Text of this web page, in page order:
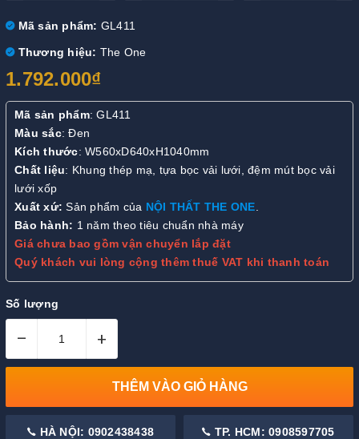
Mã sản phẩm: GL411
Thương hiệu: The One
1.792.000₫
Mã sản phẩm: GL411
Màu sắc: Đen
Kích thước: W560xD640xH1040mm
Chất liệu: Khung thép mạ, tựa bọc vải lưới, đệm mút bọc vải
lưới xốp
Xuất xứ:Sản phẩm của NỘI THẤT THE ONE.
Bảo hành: 1 năm theo tiêu chuẩn nhà máy
Giá chưa bao gồm vận chuyển lắp đặt
Quý khách vui lòng cộng thêm thuế VAT khi thanh toán
Số lượng
– +
THÊM VÀO GIỎ HÀNG
HÀ NỘI: 0902438438 TP. HCM: 0908597705